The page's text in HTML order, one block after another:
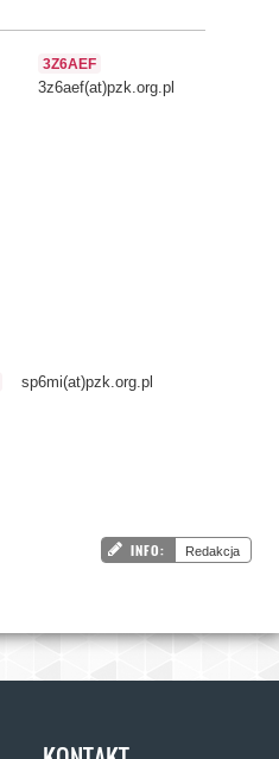
3Z6AEF
3z6aef(at)pzk.org.pl
sp6mi(at)pzk.org.pl
INFO: Redakcja